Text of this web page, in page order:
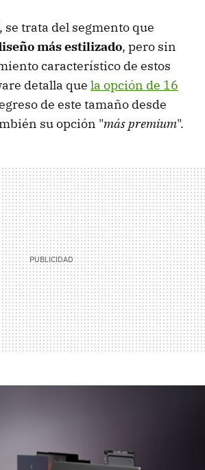
se trata del segmento que
más estilizado, pero sin
característico de estos
detalla que la opción de 16
de este tamaño desde
su opción "más premium".